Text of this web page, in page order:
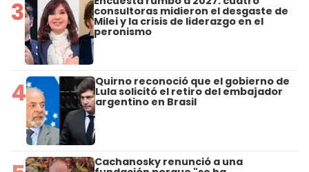
3 consultoras midieron el desgaste de
Milei y la crisis de liderazgo en el
peronismo
4 Quirno reconoció que el gobierno de
Lula solicitó el retiro del embajador
argentino en Brasil
Cachanosky renunció a una